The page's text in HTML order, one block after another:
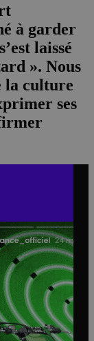
à garder
laissé
». Nous
la culture
ses